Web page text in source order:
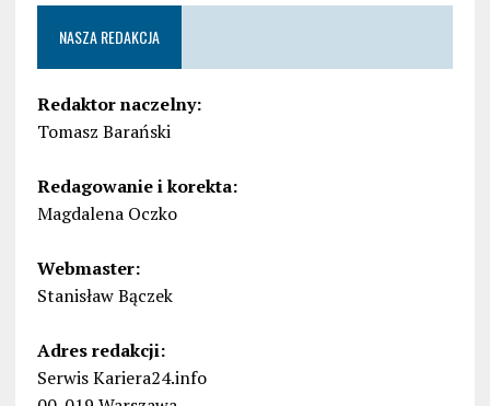
NASZA REDAKCJA
Redaktor naczelny:
Tomasz Barański
Redagowanie i korekta:
Magdalena Oczko
Webmaster:
Stanisław Bączek
Adres redakcji:
Serwis Kariera24.info